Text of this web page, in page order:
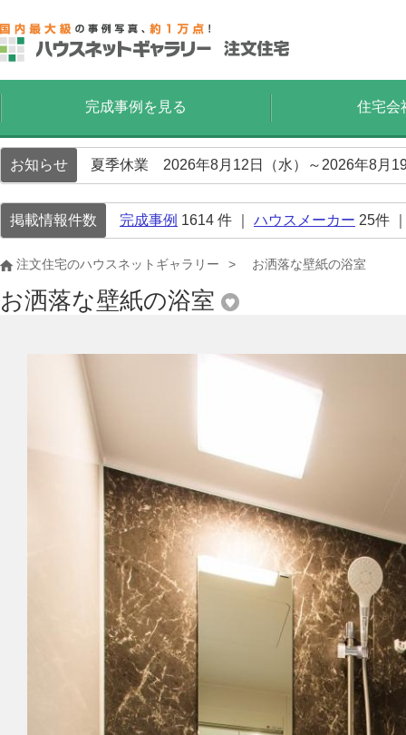
完成事例を見る 住宅会
お知らせ 夏季休業 2026年8月12日（水）～2026年8月
掲載情報件数 完成事例 1614 件 ｜ ハウスメーカー 25件
注文住宅のハウスネットギャラリー お洒落な壁紙の浴室
お洒落な壁紙の浴室